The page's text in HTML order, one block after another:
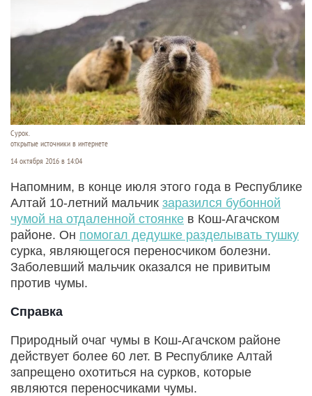
Сурок.
открытые источники в интернете
14 октября 2016 в 14:04
Напомним, в конце июля этого года в Республике
Алтай 10-летний мальчик заразился бубонной
чумой на отдаленной стоянке в Кош-Агачском
районе. Он помогал дедушке разделывать тушку
сурка, являющегося переносчиком болезни.
Заболевший мальчик оказался не привитым
против чумы.
Справка
Природный очаг чумы в Кош-Агачском районе
действует более 60 лет. В Республике Алтай
запрещено охотиться на сурков, которые
являются переносчиками чумы.